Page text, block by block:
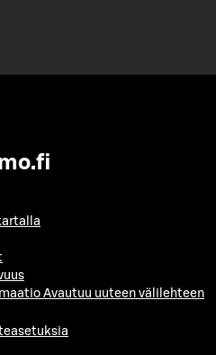
Avautuu uuteen välilehteen